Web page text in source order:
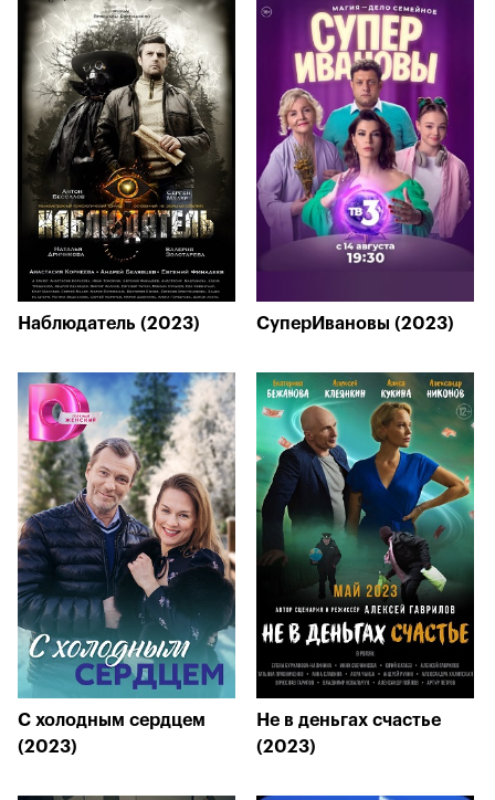
Наблюдатель (2023) СуперИвановы (2023)
С холодным сердцем
(2023)
Не в деньгах счастье
(2023)